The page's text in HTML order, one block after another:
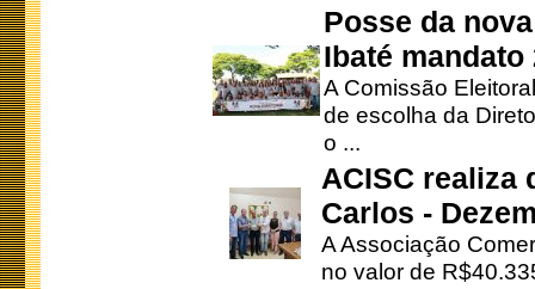
Posse da
Ibaté mandato
A Comissão
de escolha da
o ...
ACISC realiza
Carlos -
A Associação
no valor de